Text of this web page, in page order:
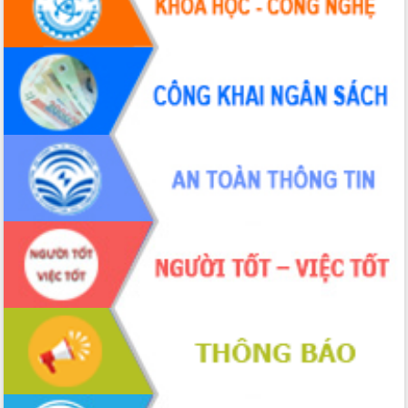
Đắk Lắk”
Tăng cường giám sát, đôn đốc thực
hiện nhiệm vụ quản lý tài sản công
hàng tuần
Tháo gỡ những vướng mắc, đẩy mạnh
công tác cải cách thủ tục hành chính
tại Trung tâm Phục vụ hành chính
công tỉnh
Đắk Lắk: Tôn vinh 46 giải pháp tại Hội
thi Sáng tạo Kỹ thuật 2024 - 2025
Đắk Lắk rà soát, điều chỉnh Đề án 190
về phát triển nuôi trồng thủy sản
Phó Chủ tịch UBND tỉnh Đắk Lắk
Trương Công Thái kiểm tra thực địa
Dự án cao tốc Khánh Hòa - Buôn Ma
Thuột
Định vị cà phê Việt Nam như một “di
sản sống” trong dòng chảy toàn cầu
Xây dựng nông thôn mới: Nâng cao đời
sống người dân từ những mô hình thiết